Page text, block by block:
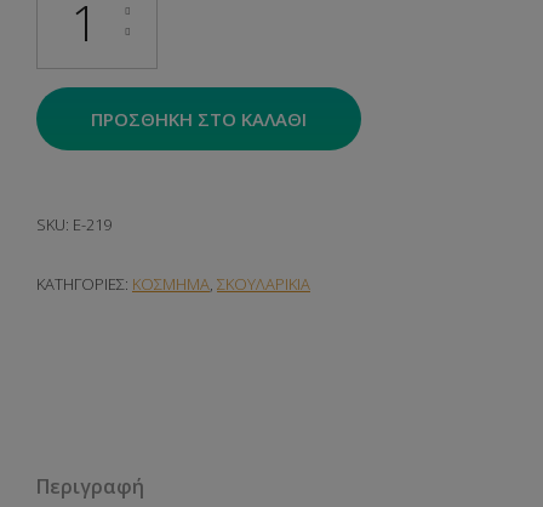
ΠΡΟΣΘΉΚΗ ΣΤΟ ΚΑΛΆΘΙ
SKU: E-219
ΚΑΤΗΓΟΡΊΕΣ: ΚΟΣΜΗΜΑ, ΣΚΟΥΛΑΡΙΚΙΑ
Περιγραφή